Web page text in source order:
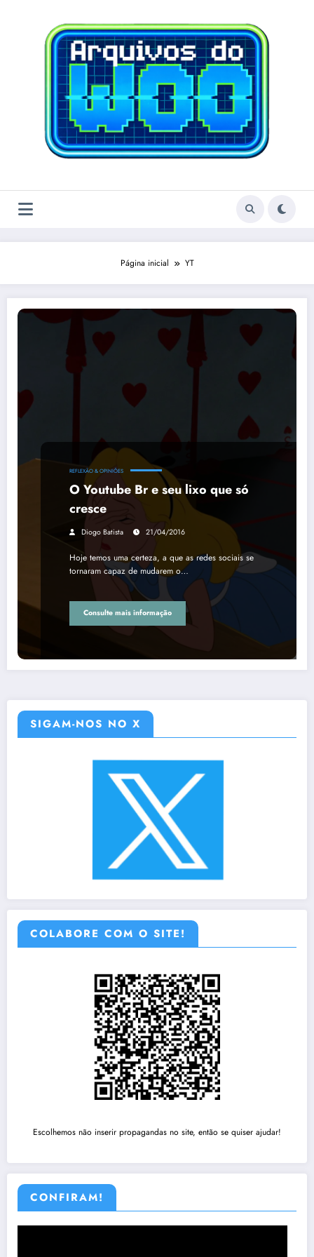
Página inicial YT
REFLEXÃO & OPINIÕES
O Youtube Br e seu lixo que só
cresce
Diogo Batista 21/04/2016
Hoje temos uma certeza, a que as redes sociais se
tornaram capaz de mudarem o…
Consulte mais informação
SIGAM-NOS NO X
COLABORE COM O SITE!
Escolhemos não inserir propagandas no site, então se quiser ajudar!
CONFIRAM!